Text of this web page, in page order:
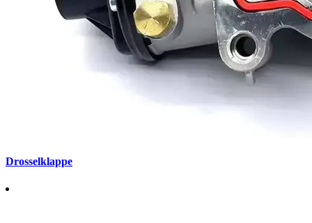
Drosselklappe